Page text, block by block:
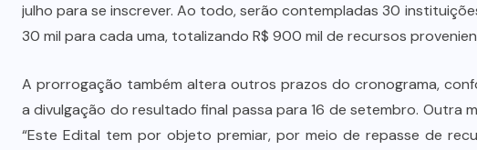
julho para se inscrever. Ao todo, serão contempladas 30
30 mil para cada uma, totalizando R$ 900 mil de recursos
A prorrogação também altera outros prazos do cronograma,
a divulgação do resultado final passa para 16 de setembro. Outra
“Este Edital tem por objeto premiar, por meio de repasse de